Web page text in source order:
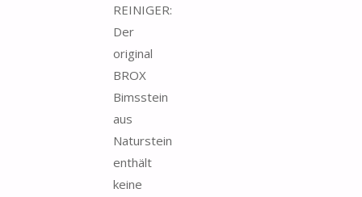
REINIGER:
Der
original
BROX
Bimsstein
aus
Naturstein
enthält
keine